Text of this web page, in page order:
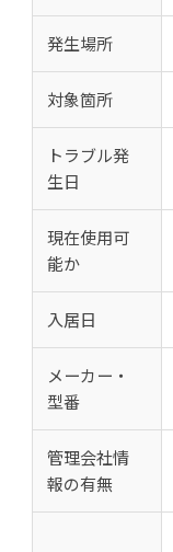
発生場所
対象箇所
トラブル発
生日
現在使用可
能か
入居日
メーカー・
型番
管理会社情
報の有無